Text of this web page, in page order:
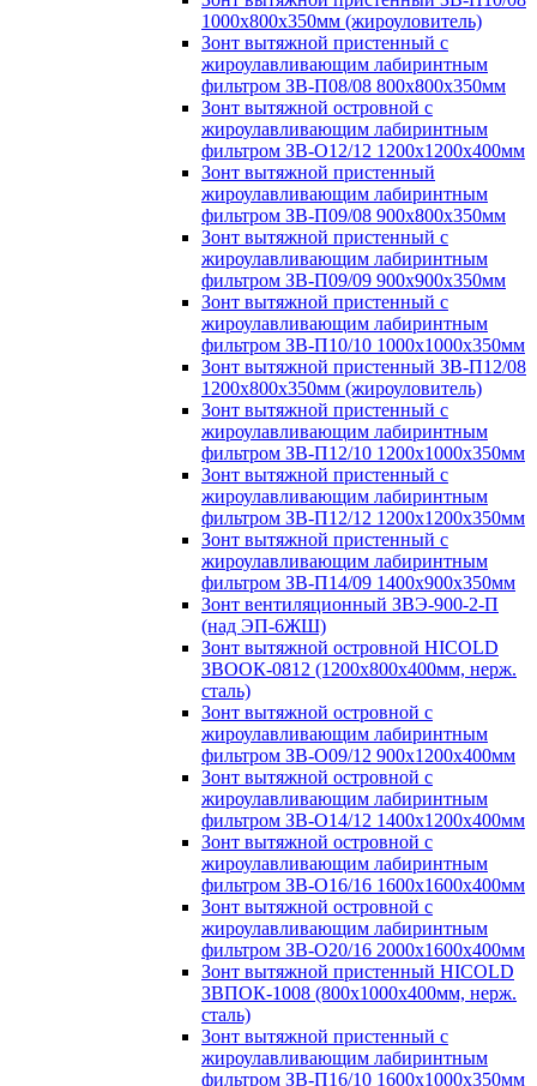
1000х800х350мм (жироуловитель)
Зонт вытяжной пристенный с
жироулавливающим лабиринтным
фильтром ЗВ-П08/08 800х800х350мм
Зонт вытяжной островной с
жироулавливающим лабиринтным
фильтром ЗВ-О12/12 1200х1200х400мм
Зонт вытяжной пристенный
жироулавливающим лабиринтным
фильтром ЗВ-П09/08 900х800х350мм
Зонт вытяжной пристенный с
жироулавливающим лабиринтным
фильтром ЗВ-П09/09 900х900х350мм
Зонт вытяжной пристенный с
жироулавливающим лабиринтным
фильтром ЗВ-П10/10 1000х1000х350мм
Зонт вытяжной пристенный ЗВ-П12/08
1200х800х350мм (жироуловитель)
Зонт вытяжной пристенный с
жироулавливающим лабиринтным
фильтром ЗВ-П12/10 1200х1000х350мм
Зонт вытяжной пристенный с
жироулавливающим лабиринтным
фильтром ЗВ-П12/12 1200х1200х350мм
Зонт вытяжной пристенный с
жироулавливающим лабиринтным
фильтром ЗВ-П14/09 1400х900х350мм
Зонт вентиляционный ЗВЭ-900-2-П
(над ЭП-6ЖШ)
Зонт вытяжной островной HICOLD
ЗВООК-0812 (1200х800x400мм, нерж.
сталь)
Зонт вытяжной островной с
жироулавливающим лабиринтным
фильтром ЗВ-О09/12 900х1200х400мм
Зонт вытяжной островной с
жироулавливающим лабиринтным
фильтром ЗВ-О14/12 1400х1200х400мм
Зонт вытяжной островной с
жироулавливающим лабиринтным
фильтром ЗВ-О16/16 1600х1600х400мм
Зонт вытяжной островной с
жироулавливающим лабиринтным
фильтром ЗВ-О20/16 2000х1600х400мм
Зонт вытяжной пристенный HICOLD
ЗВПОК-1008 (800х1000х400мм, нерж.
сталь)
Зонт вытяжной пристенный с
жироулавливающим лабиринтным
фильтром ЗВ-П16/10 1600х1000х350мм